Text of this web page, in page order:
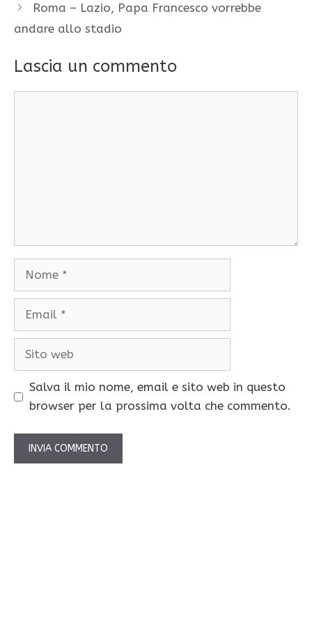
Roma – Lazio, Papa Francesco vorrebbe
andare allo stadio
Lascia un commento
Nome
Email
Sito
Salva il mio nome, email e sito web in questo
browser per la prossima volta che commento.